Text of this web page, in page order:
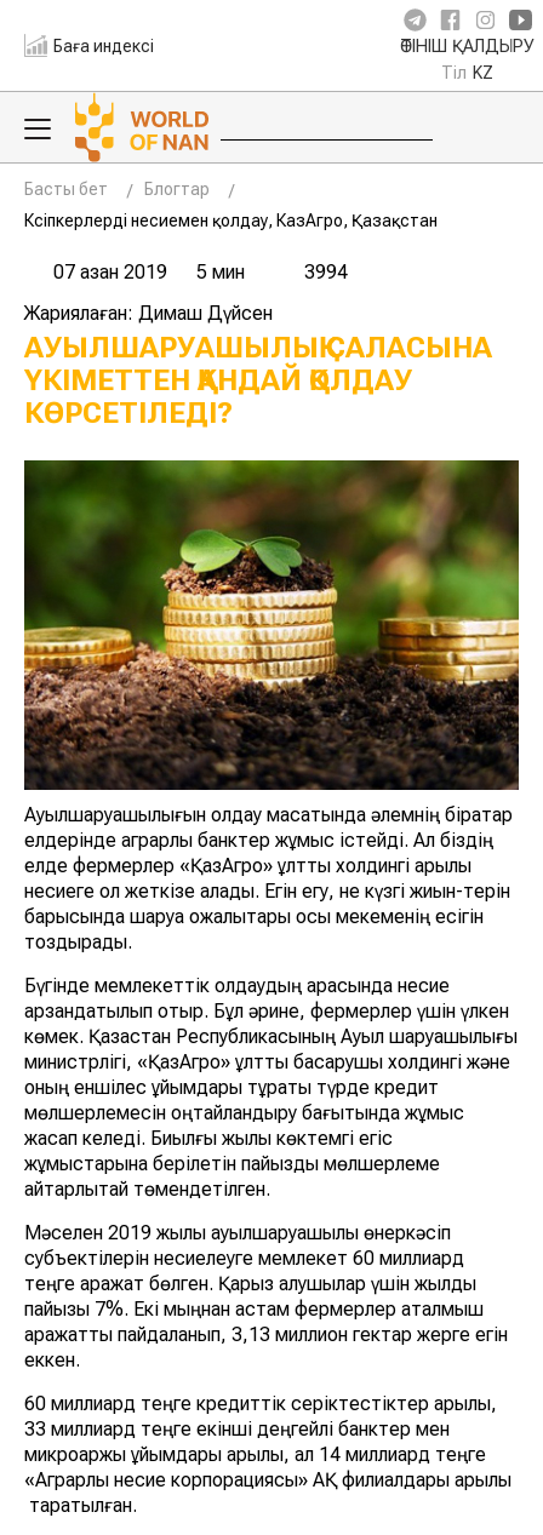
Баға индексі ӨТІНІШ ҚАЛДЫРУ
Тіл KZ
Басты бет
Блогтар
Кәсіпкерлерді несиемен қолдау, КазАгро, Қазақстан
07 қазан 2019 5 мин
3994
Жариялаған: Димаш Дүйсен
АУЫЛШАРУАШЫЛЫҚ САЛАСЫНА
ҮКІМЕТТЕН ҚАНДАЙ ҚОЛДАУ
КӨРСЕТІЛЕДІ?
Ауылшаруашылығын қолдау мақсатында әлемнің бірқатар
елдерінде аграрлық банктер жұмыс істейді. Ал біздің
елде фермерлер «ҚазАгро» ұлттық холдингі арқылы
несиеге қол жеткізе алады. Егін егу, не күзгі жиын-терін
барысында шаруа қожалықтары осы мекеменің есігін
тоздырады.
Бүгінде мемлекеттік қолдаудың арқасында несие
арзандатылып отыр. Бұл әрине, фермерлер үшін үлкен
көмек. Қазақстан Республикасының Ауыл шаруашылығы
министрлігі, «ҚазАгро» ұлттық басқарушы холдингі және
оның еншілес ұйымдары тұрақты түрде кредит
мөлшерлемесін оңтайландыру бағытында жұмыс
жасап келеді. Биылғы жылы көктемгі егіс
жұмыстарына берілетін пайыздық мөлшерлеме
айтарлықтай төмендетілген.
Мәселен 2019 жылы ауылшаруашылық өнеркәсіп
субъектілерін несиелеуге мемлекет 60 миллиард
теңге қаражат бөлген. Қарыз алушылар үшін жылдық
пайызы 7%. Екі мыңнан астам фермерлер аталмыш
қаражатты пайдаланып, 3,13 миллион гектар жерге егін
еккен.
60 миллиард теңге кредиттік серіктестіктер арқылы,
33 миллиард теңге екінші деңгейлі банктер мен
микроқаржы ұйымдары арқылы, ал 14 миллиард теңге
«Аграрлық несие корпорациясы» АҚ филиалдары арқылы
таратылған.